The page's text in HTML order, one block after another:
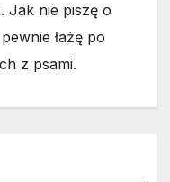
Jak nie piszę o
łażę po
z psami.